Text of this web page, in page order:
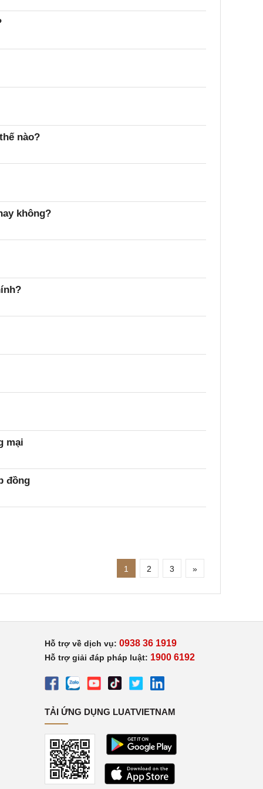
nào?
không?
mại
đồng
1 2 3 »
Hỗ trợ về dịch vụ: 0938 36 1919
Hỗ trợ giải đáp pháp luật: 1900 6192
TẢI ỨNG DỤNG LUATVIETNAM